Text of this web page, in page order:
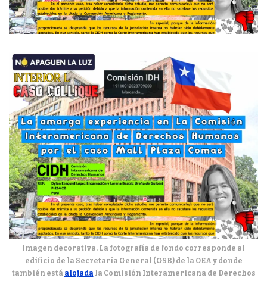
Imagen decorativa. La fotografía de fondo corresponde al
edificio de la Secretaría General (GSB) de la OEA y donde
también está alojada la Comisión Interamericana de Derechos